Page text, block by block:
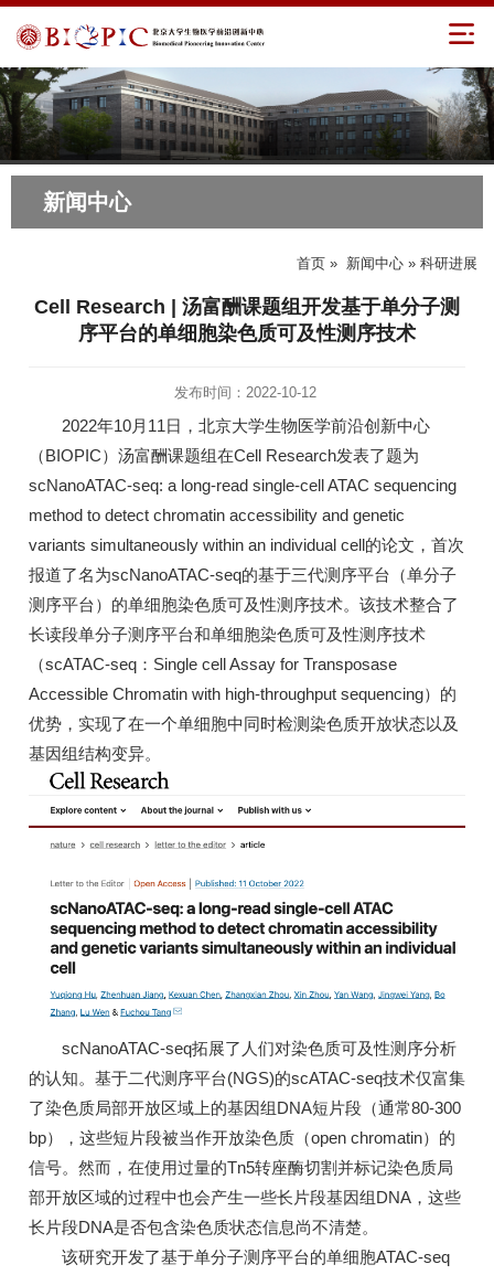
新闻中心
首页 » 新闻中心 » 科研进展
Cell Research | 汤富酬课题组开发基于单分子测
序平台的单细胞染色质可及性测序技术
发布时间：2022-10-12
2022年10月11日，北京大学生物医学前沿创新中心
（BIOPIC）汤富酬课题组在Cell Research发表了题为
scNanoATAC-seq: a long-read single-cell ATAC sequencing
method to detect chromatin accessibility and genetic
variants simultaneously within an individual cell的论文，首次
报道了名为scNanoATAC-seq的基于三代测序平台（单分子
测序平台）的单细胞染色质可及性测序技术。该技术整合了
长读段单分子测序平台和单细胞染色质可及性测序技术
（scATAC-seq：Single cell Assay for Transposase
Accessible Chromatin with high-throughput sequencing）的
优势，实现了在一个单细胞中同时检测染色质开放状态以及
基因组结构变异。
scNanoATAC-seq拓展了人们对染色质可及性测序分析
的认知。基于二代测序平台(NGS)的scATAC-seq技术仅富集
了染色质局部开放区域上的基因组DNA短片段（通常80-300
bp），这些短片段被当作开放染色质（open chromatin）的
信号。然而，在使用过量的Tn5转座酶切割并标记染色质局
部开放区域的过程中也会产生一些长片段基因组DNA，这些
长片段DNA是否包含染色质状态信息尚不清楚。
该研究开发了基于单分子测序平台的单细胞ATAC-seq